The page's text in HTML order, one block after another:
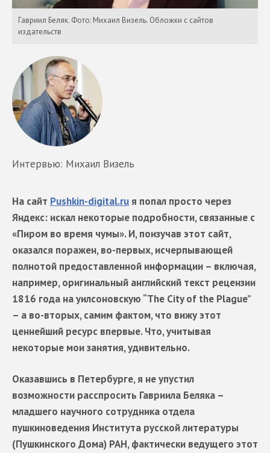
Гавриил Беляк. Фото: Михаил Визель. Обложки с сайтов
издательств
Интервью: Михаил Визель
На сайт Pushkin-digital.ruя попал просто через
Яндекс: искал некоторые подробности, связанные с
«Пиром во время чумы». И, поизучав этот сайт,
оказался поражен, во-первых, исчерпывающей
полнотой предоставленной информации – включая,
например, оригинальный английский текст рецензии
1816 года на уилсоновскую “The City of the Plague”
– а во-вторых, самим фактом, что вижу этот
ценнейший ресурс впервые. Что, учитывая
некоторые мои занятия, удивительно.
Оказавшись в Петербурге, я не упустил
возможности расспросить Гавриила Беляка –
младшего научного сотрудника отдела
пушкиноведения Института русской литературы
(Пушкинского Дома) РАН, фактически ведущего этот